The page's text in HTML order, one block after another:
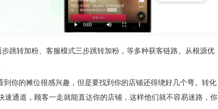
跳转加粉、客服模式三步跳转加粉，等多种获客链路。从根源优
你的摊位很感兴趣，但是要找到你的店铺还得绕好几个弯。转化
速通道，顾客一走就能直达你的店铺，这样他们就不容易迷路，你